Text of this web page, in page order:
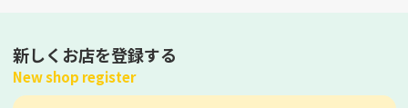
新しくお店を登録する
New shop register